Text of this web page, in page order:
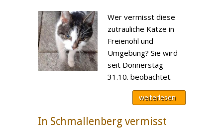
Wer vermisst diese
zutrauliche Katze in
Freienohl und
Umgebung? Sie wird
seit Donnerstag
31.10. beobachtet.
weiterlesen
In Schmallenberg vermisst